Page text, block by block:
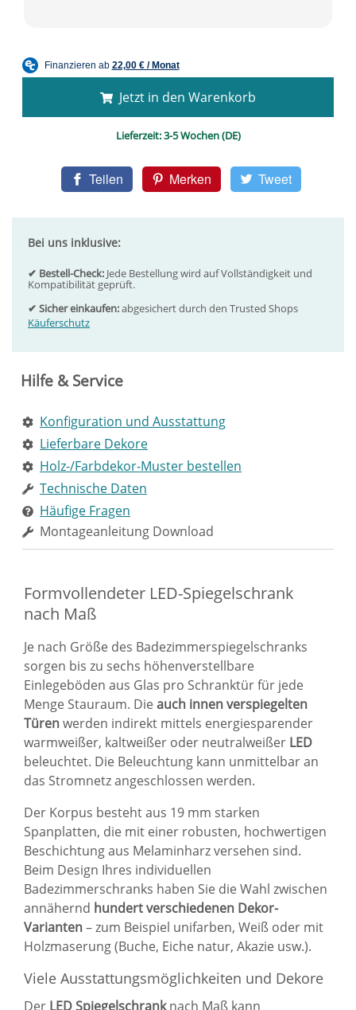
Formvollendeter LED-Spiegelschrank
nach Maß
Je nach Größe des Badezimmerspiegelschranks
sorgen bis zu sechs höhenverstellbare
Einlegeböden aus Glas pro Schranktür für jede
Menge Stauraum. Die auch innen verspiegelten
Türenwerden indirekt mittels energiesparender
warmweißer, kaltweißer oder neutralweißer LED
beleuchtet. Die Beleuchtung kann unmittelbar an
das Stromnetz angeschlossen werden.
Der Korpus besteht aus 19 mm starken
Spanplatten, die mit einer robusten, hochwertigen
Beschichtung aus Melaminharz versehen sind.
Beim Design Ihres individuellen
Badezimmerschranks haben Sie die Wahl zwischen
annähernd hundert verschiedenen Dekor-
Varianten– zum Beispiel unifarben, Weiß oder mit
Holzmaserung (Buche, Eiche natur, Akazie usw.).
Viele Ausstattungsmöglichkeiten und Dekore
Der LED Spiegelschranknach Maß kann
Hilfe & Service
Konfiguration und Ausstattung
Lieferbare Dekore
Holz-/Farbdekor-Muster bestellen
Technische Daten
Häufige Fragen
Montageanleitung Download
Jetzt in den Warenkorb
Lieferzeit:3-5 Wochen (DE)
Teilen Merken Tweet
Bei uns inklusive:
✔ Bestell-Check: Jede Bestellung wird auf Vollständigkeit und
Kompatibilität geprüft.
✔ Sicher einkaufen:abgesichert durch den Trusted Shops
Käuferschutz